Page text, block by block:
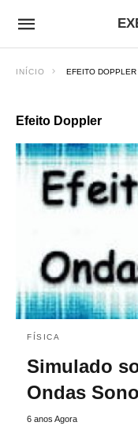
INÍCIO EFEITO DOPPLER
Efeito Doppler
FÍSICA
Simulado
Ondas
6 anos Agora